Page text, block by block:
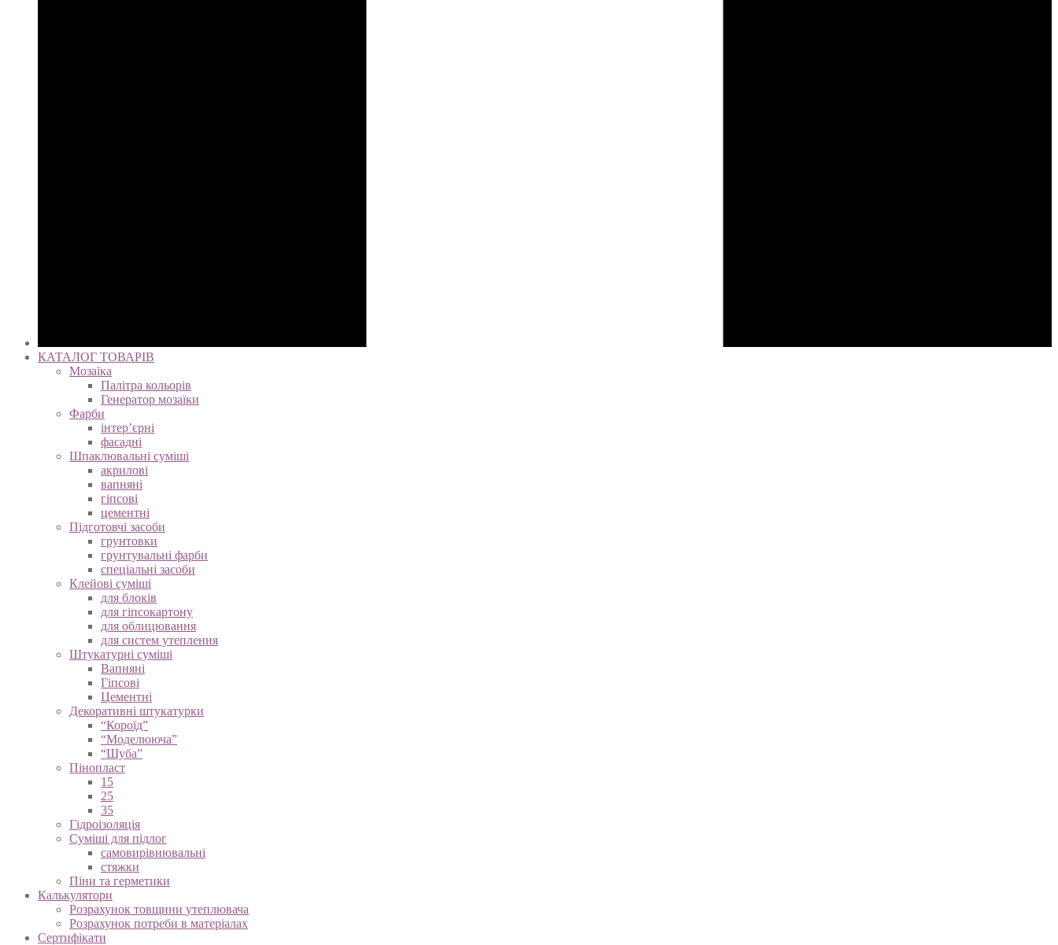
КАТАЛОГ ТОВАРІВ
Мозаїка
Палітра кольорів
Генератор мозаїки
Фарби
інтер’єрні
фасадні
Шпаклювальні суміші
акрилові
вапняні
гіпсові
цементні
Підготовчі засоби
грунтовки
грунтувальні фарби
спеціальні засоби
Клейові суміші
для блоків
для гіпсокартону
для облицювання
для систем утеплення
Штукатурні суміші
Вапняні
Гіпсові
Цементні
Декоративні штукатурки
“Короїд”
“Моделююча”
“Шуба”
Пінопласт
15
25
35
Гідроізоляція
Суміші для підлог
самовирівнювальні
стяжки
Піни та герметики
Калькулятори
Розрахунок товщини утеплювача
Розрахунок потреби в матеріалах
Сертифікати